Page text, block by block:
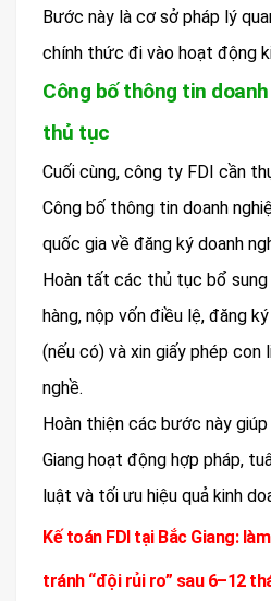
Bước này là cơ sở pháp lý
chính thức đi vào hoạt động
Công bố thông tin
thủ tục
Cuối cùng, công ty FDI cần
Công bố thông tin doanh
quốc gia về đăng ký doanh
Hoàn tất các thủ tục bổ sung
hàng, nộp vốn điều lệ, đăng
(nếu có) và xin giấy phép con
nghề.
Hoàn thiện các bước này
Giang hoạt động hợp pháp,
luật và tối ưu hiệu quả kinh
Kế toán FDI tại Bắc Giang:
tránh “đội rủi ro” sau 6–12